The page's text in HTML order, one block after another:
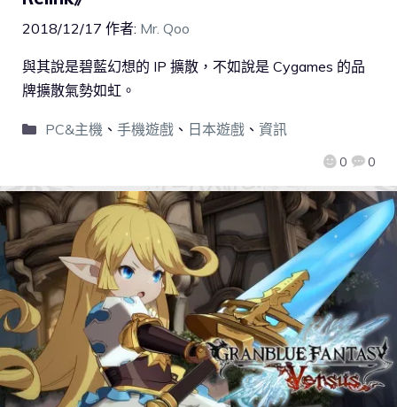
2018/12/17 作者: Mr. Qoo
0 0
與其說是碧藍幻想的 IP 擴散，不如說是 Cygames 的品
牌擴散氣勢如虹。
PC&主機 、 手機遊戲、 日本遊戲、 資訊